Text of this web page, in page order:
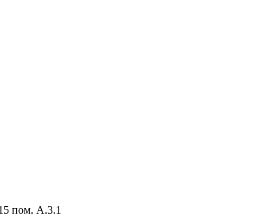
пом. А.3.1